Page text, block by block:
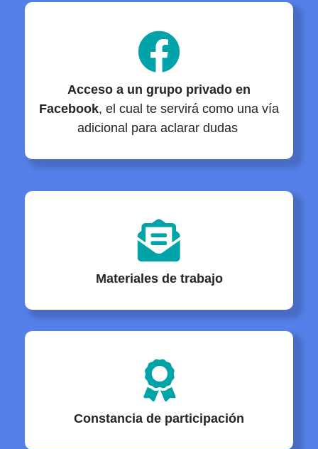
Acceso a un grupo privado en
Facebook, el cual te servirá como una vía
adicional para aclarar dudas
Materiales de trabajo
Constancia de participación